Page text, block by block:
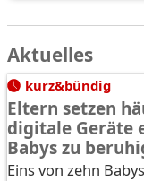
Aktuelles
kurz&bündig
Eltern setzen
digitale Geräte
Babys zu
Eins von zehn